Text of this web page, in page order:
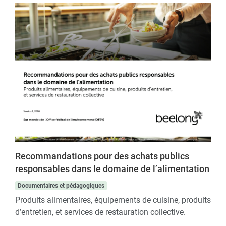
Recommandations pour des achats publics
responsables dans le domaine de l’alimentation
Documentaires et pédagogiques
Produits alimentaires, équipements de cuisine, produits
d’entretien, et services de restauration collective.